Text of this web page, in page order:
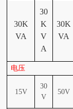
30K
VA
30
K
V
A
30K
VA
电压
15V
30
V
50V